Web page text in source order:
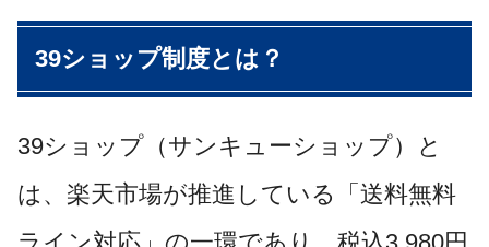
39ショップ制度とは？
39ショップ（サンキューショップ）と
は、楽天市場が推進している「送料無料